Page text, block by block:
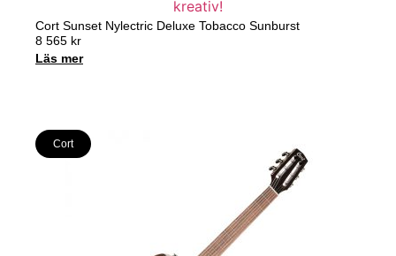
Cort Sunset Nylectric Deluxe Tobacco Sunburst
8 565 kr
Läs mer
Cort